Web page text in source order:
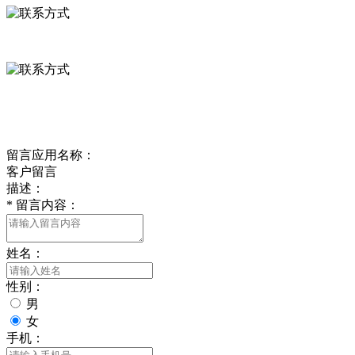
留言应用名称：
客户留言
描述：
* 留言内容：
姓名：
性别：
男
女
手机：